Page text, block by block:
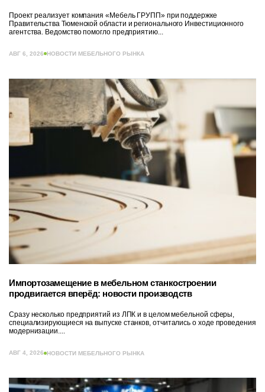
Проект реализует компания «Мебель ГРУПП» при поддержке
Правительства Тюменской области и регионального Инвестиционного
агентства. Ведомство помогло предприятию...
АВГ 6, 2026 НОВОСТИ МЕБЕЛЬНОГО РЫНКА
Импортозамещение в мебельном станкостроении
продвигается вперёд: новости производств
Сразу несколько предприятий из ЛПК и в целом мебельной сферы,
специализирующиеся на выпуске станков, отчитались о ходе проведения
модернизации....
АВГ 4, 2026 НОВОСТИ МЕБЕЛЬНОГО РЫНКА